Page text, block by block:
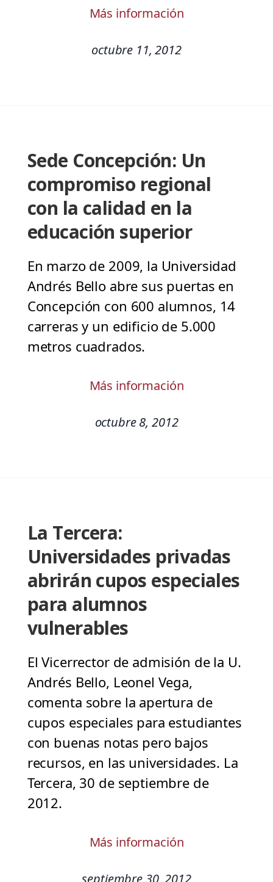
Más información
octubre 11, 2012
Sede Concepción: Un
compromiso regional
con la calidad en la
educación superior
En marzo de 2009, la Universidad
Andrés Bello abre sus puertas en
Concepción con 600 alumnos, 14
carreras y un edificio de 5.000
metros cuadrados.
Más información
octubre 8, 2012
La Tercera:
Universidades privadas
abrirán cupos especiales
para alumnos
vulnerables
El Vicerrector de admisión de la U.
Andrés Bello, Leonel Vega,
comenta sobre la apertura de
cupos especiales para estudiantes
con buenas notas pero bajos
recursos, en las universidades. La
Tercera, 30 de septiembre de
2012.
Más información
septiembre 30, 2012